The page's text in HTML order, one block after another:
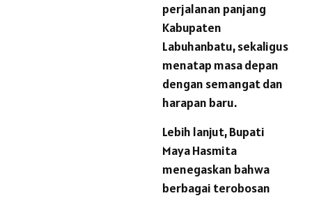
perjalanan panjang
Kabupaten
Labuhanbatu, sekaligus
menatap masa depan
dengan semangat dan
harapan baru.
Lebih lanjut, Bupati
Maya Hasmita
menegaskan bahwa
berbagai terobosan